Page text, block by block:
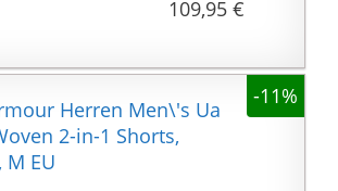
wir diese
Persönlichkeitskleidung
herstellen können.
Durch Vorder- und
109,95 €
-11%
Herren Men\'s Ua
2-in-1 Shorts,
M EU